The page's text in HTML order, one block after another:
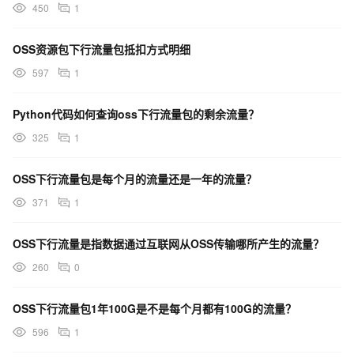
450 1
OSS资源包下行流量包抵扣方式明细
597 1
Python代码如何查询oss下行流量包的剩余流量？
325 1
OSS下行流量包是每个月的流量还是一年的流量？
371 1
OSS下行流量是指数据通过互联网从OSS传输哪所产生的流量？
260 0
OSS下行流量包1年100G是不是每个月都有100G的流量？
596 1